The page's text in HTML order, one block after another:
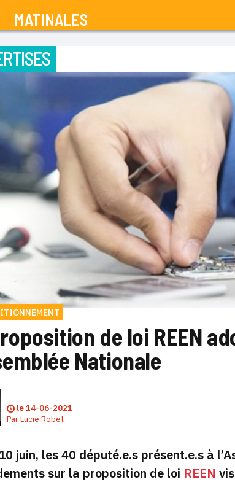
MATINALES
de loi REEN
Nationale
le14-06-2021
ParLucie Robet
juin, les 40 député.e.s présent.e.s à
sur la proposition de loi REEN